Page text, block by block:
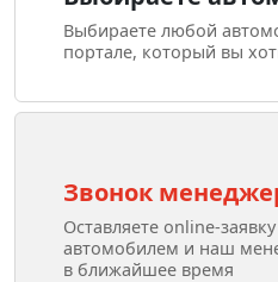
Выбираете любой
портале, который вы
Звонок
Оставляете online-
автомобилем и наш
в ближайшее время